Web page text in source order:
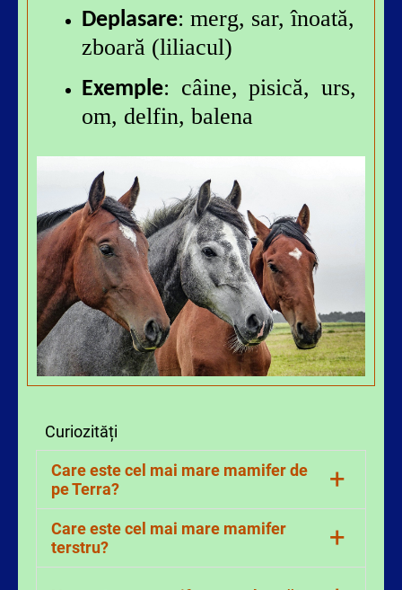
Deplasare: merg, sar, înoată,
zboară (liliacul)
Exemple: câine, pisică, urs,
om, delfin, balena
Curiozități
Care este cel mai mare mamifer de
pe Terra?
+
Balena albastră poate ajunge la 30 m
lunginme și 180 de tone.
Care este cel mai mare mamifer
terstru?
+
Elefantul african poate ajunge la 4 m